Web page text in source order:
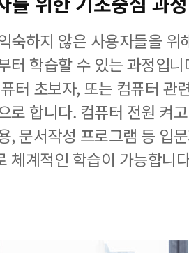
숙하지 않은 사용자들을 위
터 학습할 수 있는 과정입
터 초보자, 또는 컴퓨터 관
로 합니다. 컴퓨터 전원 켜
, 문서작성 프로그램 등 입
체계적인 학습이 가능합니